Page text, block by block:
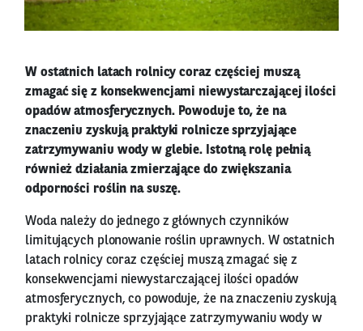
W ostatnich latach rolnicy coraz częściej muszą
zmagać się z konsekwencjami niewystarczającej ilości
opadów atmosferycznych. Powoduje to, że na
znaczeniu zyskują praktyki rolnicze sprzyjające
zatrzymywaniu wody w glebie. Istotną rolę pełnią
również działania zmierzające do zwiększania
odporności roślin na suszę.
Woda należy do jednego z głównych czynników
limitujących plonowanie roślin uprawnych. W ostatnich
latach rolnicy coraz częściej muszą zmagać się z
konsekwencjami niewystarczającej ilości opadów
atmosferycznych, co powoduje, że na znaczeniu zyskują
praktyki rolnicze sprzyjające zatrzymywaniu wody w